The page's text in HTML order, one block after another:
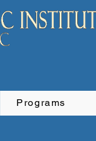
Programs